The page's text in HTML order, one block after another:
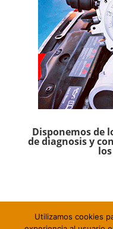
Disponemos de
de diagnosis y
Utilizamos cookies